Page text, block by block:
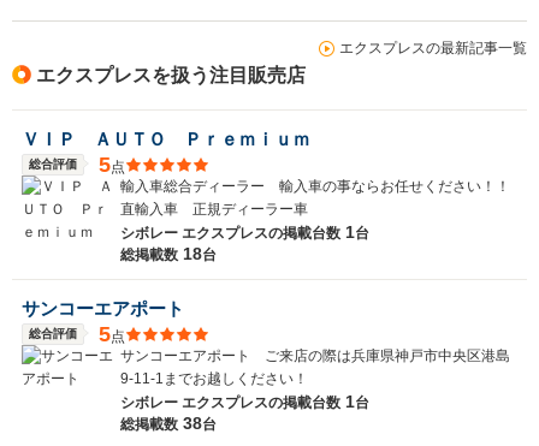
エクスプレスの最新記事一覧
エクスプレスを扱う注目販売店
ＶＩＰ ＡＵＴＯ Ｐｒｅｍｉｕｍ
総合評価 5点
輸入車総合ディーラー 輸入車の事ならお任せください！！
直輸入車 正規ディーラー車
シボレー エクスプレスの掲載台数 1台
総掲載数 18台
サンコーエアポート
総合評価 5点
サンコーエアポート ご来店の際は兵庫県神戸市中央区港島
9-11-1までお越しください！
シボレー エクスプレスの掲載台数 1台
総掲載数 38台